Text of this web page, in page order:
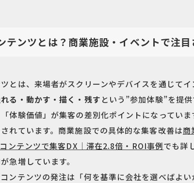
テンツとは？商業施設・イベントで注
とは、来場者がスクリーンやデバイスを通じて
る・動かす・描く・残す という”参加体験”を提
体験価値」が集客の差別化ポイントになってい
れています。商業施設での具体的な集客改善は商
ンテンツで集客DX｜滞在2.8倍・ROI事例でも詳
急増しています。
ンテンツの発注は「何を基準に会社を選べばよ